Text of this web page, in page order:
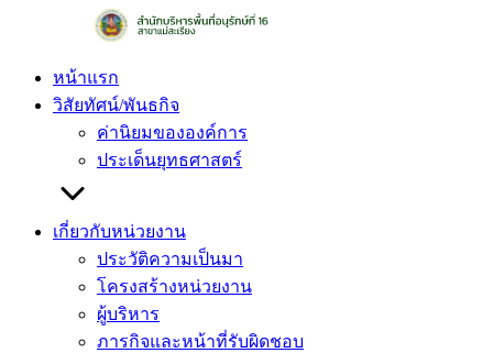
หน้าแรก
วิสัยทัศน์/พันธกิจ
ค่านิยมขององค์การ
ประเด็นยุทธศาสตร์
เกี่ยวกับหน่วยงาน
ประวัติความเป็นมา
โครงสร้างหน่วยงาน
ผู้บริหาร
ภารกิจและหน้าที่รับผิดชอบ